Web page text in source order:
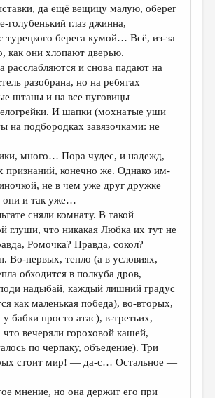
да ещё вещицу малую, оберег
голубенький глаз джинна,
турецкого берега кумой… Всё, из-за
как они хлопают дверью.
расслабляются и снова падают на
разобрана, но на ребятах
штаны и на все пуговицы
И шапки (мохнатые уши
на подбородках завязочками: не
много… Пора чудес, и надежд,
признаний, конечно же. Однако им-
не в чем уже друг дружке
они и так уже…
сняли комнату. В такой
глуши, что никакая Любка их тут не
Ромочка? Правда, сокол?
Во-первых, тепло (а в условиях,
обходится в полкуба дров,
надыбай, каждый лишний градус
как маленькая победа), во-вторых,
бабки просто атас), в-третьих,
что вечеряли гороховой кашей,
по черпаку, объедение). Три
стоит мир! — да-с… Остальное —
мнение, но она держит его при